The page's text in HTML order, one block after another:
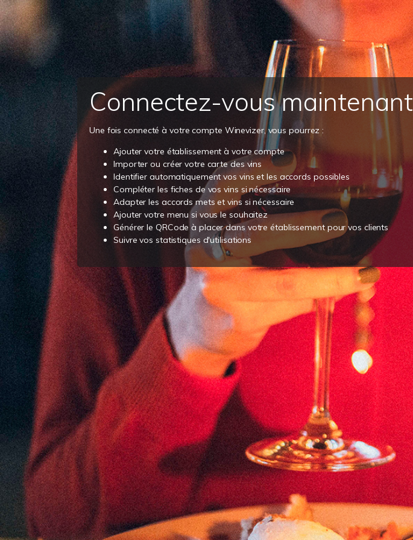
Connectez-vous maintenant
Une fois connecté à votre compte Winevizer, vous pourrez :
Ajouter votre établissement à votre compte
Importer ou créer votre carte des vins
Identifier automatiquement vos vins et les accords possibles
Compléter les fiches de vos vins si nécessaire
Adapter les accords mets et vins si nécessaire
Ajouter votre menu si vous le souhaitez
Générer le QRCode à placer dans votre établissement pour vos clients
Suivre vos statistiques d'utilisations